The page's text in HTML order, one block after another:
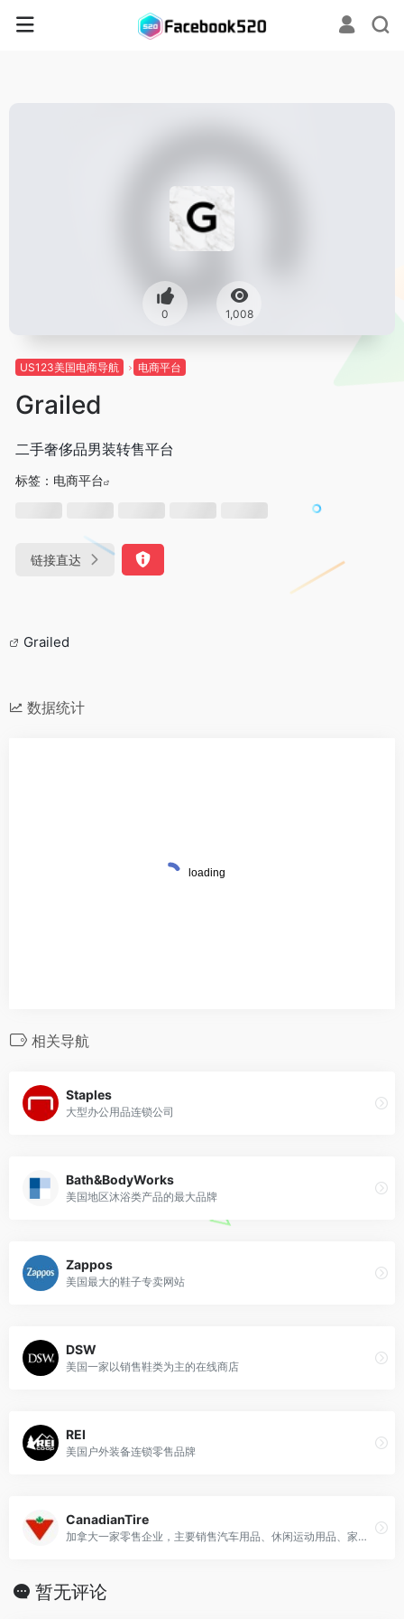
0 1,008
US123美国电商导航 电商平台
Grailed
二手奢侈品男装转售平台
标签： 电商平台
链接直达
Grailed
数据统计
相关导航
Staples
大型办公用品连锁公司
Bath&BodyWorks
美国地区沐浴类产品的最大品牌
Zappos
美国最大的鞋子专卖网站
DSW
美国一家以销售鞋类为主的在线商店
REI
美国户外装备连锁零售品牌
CanadianTire
加拿大一家零售企业，主要销售汽车用品、休闲运动用品、家居产品等
暂无评论